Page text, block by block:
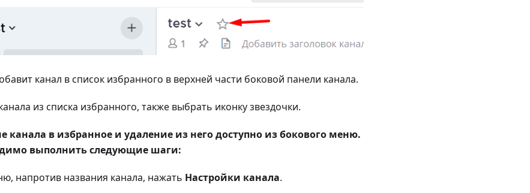
канал в список избранного в верхней части боковой панели канала.
из списка избранного, также выбрать иконку звездочки.
канала в избранное и удаление из него доступно из бокового меню.
выполнить следующие шаги:
напротив названия канала, нажать Настройки канала.